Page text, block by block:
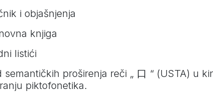
i objašnjenja
knjiga
listići
proširenja reči „ 口 “ (USTA) u
piktofonetika.